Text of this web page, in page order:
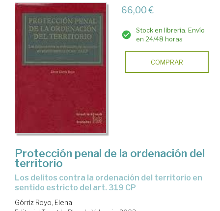
66,00 €
Stock en librería. Envío
en 24/48 horas
COMPRAR
Protección penal de la ordenación del
territorio
los delitos contra la ordenación del territorio en
sentido estricto del art. 319 CP
Górriz Royo, Elena